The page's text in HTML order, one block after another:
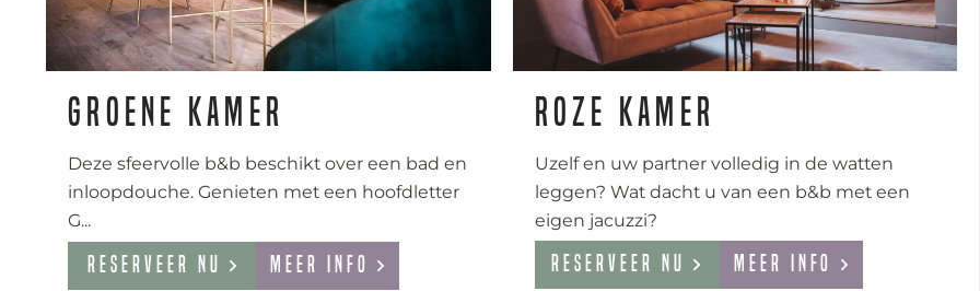
Groene kamer
Deze sfeervolle b&b beschikt over een bad en
inloopdouche. Genieten met een hoofdletter
G...
Reserveer nu Meer info
Roze kamer
Uzelf en uw partner volledig in de watten
leggen? Wat dacht u van een b&b met een
eigen jacuzzi?
Reserveer nu Meer info